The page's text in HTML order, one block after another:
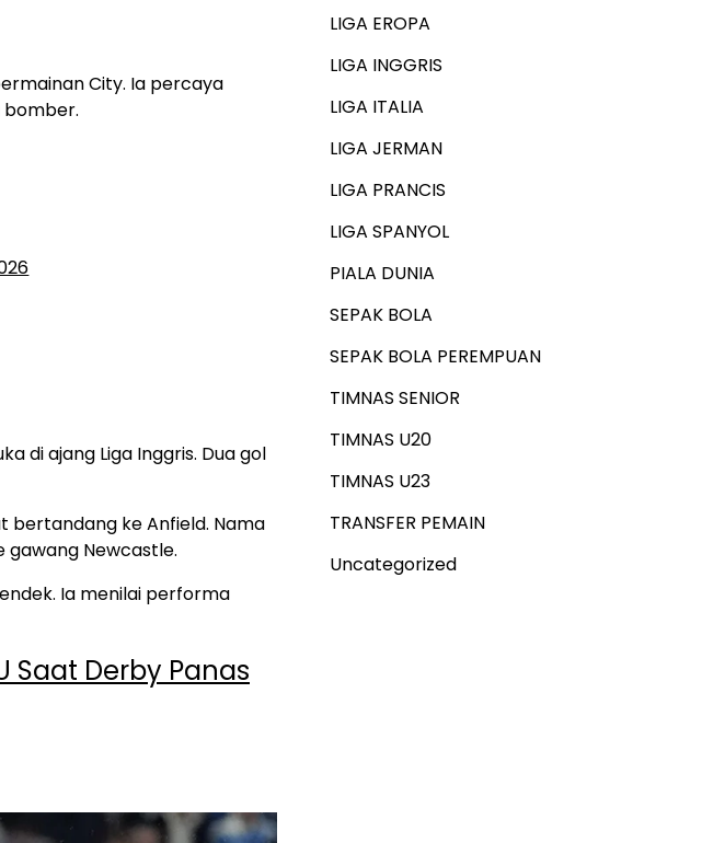
City. Ia percaya
bomber.
di ajang Liga Inggris. Dua gol
bertandang ke Anfield. Nama
Newcastle.
Ia menilai performa
Derby Panas
LIGA EROPA
LIGA INGGRIS
LIGA ITALIA
LIGA JERMAN
LIGA PRANCIS
LIGA SPANYOL
PIALA DUNIA
SEPAK BOLA
SEPAK BOLA PEREMPUAN
TIMNAS SENIOR
TIMNAS U20
TIMNAS U23
TRANSFER PEMAIN
Uncategorized